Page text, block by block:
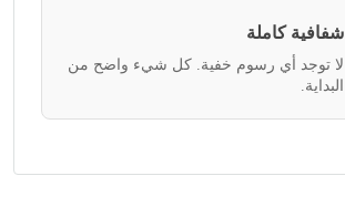
شفافية كاملة
لا توجد أي رسوم خفية. كل شيء واضح من
البداية.